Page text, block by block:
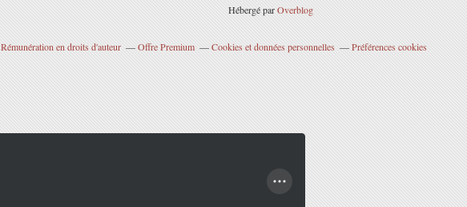
Hébergé parOverblog
Rémunération en droits d'auteur Offre Premium Cookies et données personnelles Préférences cookies